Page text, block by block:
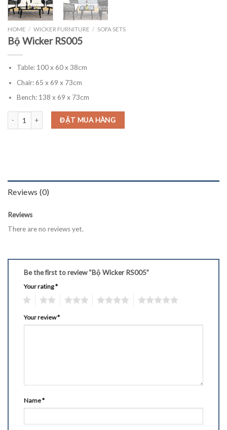
HOME / WICKER FURNITURE / SOFA SETS
Bộ Wicker RS005
Table: 100 x 60 x 38cm
Chair: 65 x 69 x 73cm
Bench: 138 x 69 x 73cm
Bộ Wicker RS005 quantity
ĐẶT MUA HÀNG
Reviews (0)
Reviews
There are no reviews yet.
Be the first to review “Bộ Wicker RS005”
Your rating*
Your review*
Name*